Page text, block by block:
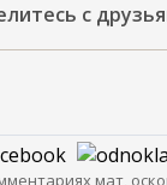
с
мат,